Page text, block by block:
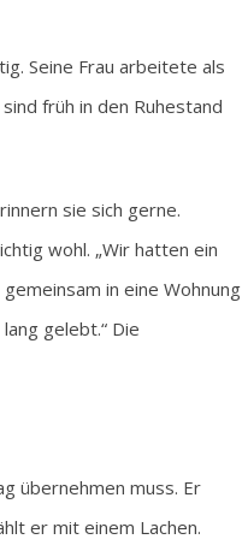
Seine Frau arbeitete als
früh in den Ruhestand
sie sich gerne.
wohl. „Wir hatten ein
in eine Wohnung
gelebt.“ Die
übernehmen muss. Er
er mit einem Lachen.